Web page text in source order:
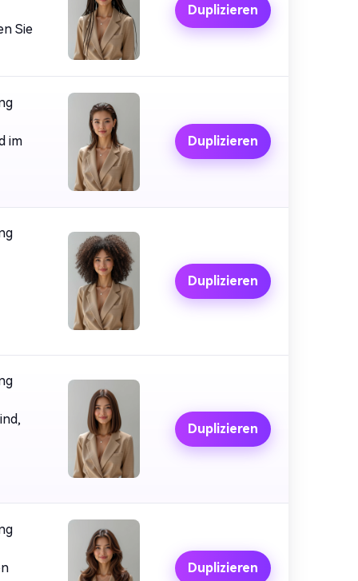
Sie
Duplizieren
im Duplizieren
Duplizieren
Duplizieren
Duplizieren